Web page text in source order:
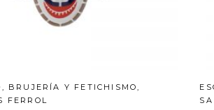
BRUJERÍA Y FETICHISMO
FERROL